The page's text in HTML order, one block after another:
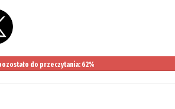
do przeczytania: 62%